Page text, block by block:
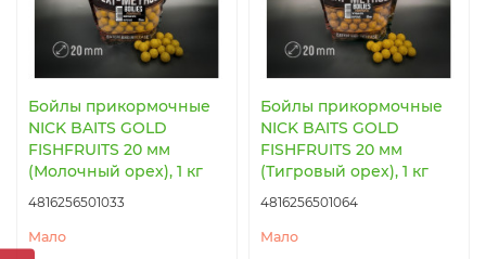
Бойлы прикормочные
NICK BAITS GOLD
FISHFRUITS 20 мм
(Молочный орех), 1 кг
4816256501033
Мало
Бойлы прикормочные
NICK BAITS GOLD
FISHFRUITS 20 мм
(Тигровый орех), 1 кг
4816256501064
Мало